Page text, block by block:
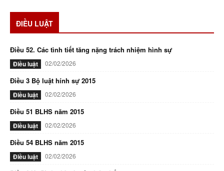
ĐIỀU LUẬT
Điều 52. Các tình tiết tăng nặng trách nhiệm hình sự
Điều luật 02/02/2026
Điều 3 Bộ luật hính sự 2015
Điều luật 02/02/2026
Điều 51 BLHS năm 2015
Điều luật 02/02/2026
Điều 54 BLHS năm 2015
Điều luật 02/02/2026